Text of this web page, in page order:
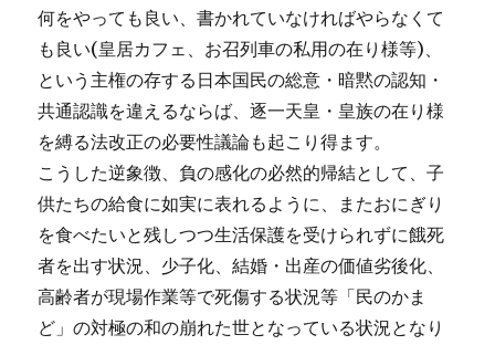
何をやっても良い、書かれていなければやらなくて
も良い(皇居カフェ、お召列車の私用の在り様等)、
という主権の存する日本国民の総意・暗黙の認知・
共通認識を違えるならば、逐一天皇・皇族の在り様
を縛る法改正の必要性議論も起こり得ます。
こうした逆象徴、負の感化の必然的帰結として、子
供たちの給食に如実に表れるように、またおにぎり
を食べたいと残しつつ生活保護を受けられずに餓死
者を出す状況、少子化、結婚・出産の価値劣後化、
高齢者が現場作業等で死傷する状況等「民のかま
ど」の対極の和の崩れた世となっている状況となり